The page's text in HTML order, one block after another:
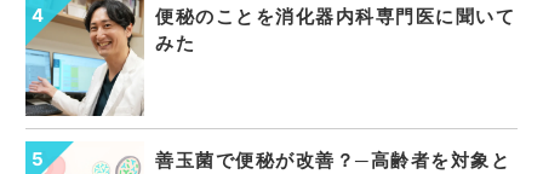
便秘のことを消化器内科専門医に聞いて
みた
善玉菌で便秘が改善？─高齢者を対象と